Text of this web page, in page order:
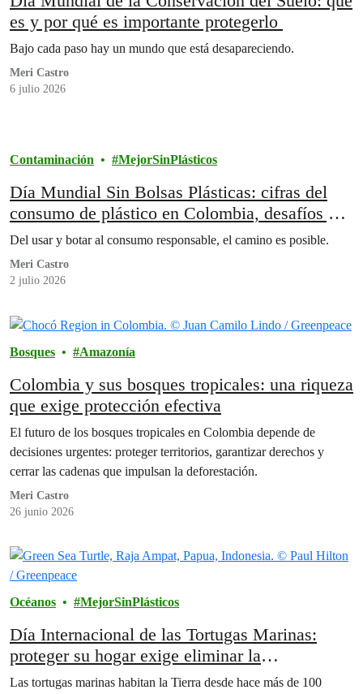
es y por qué es importante protegerlo
Bajo cada paso hay un mundo que está desapareciendo.
Meri Castro
6 julio 2026
Contaminación MejorSinPlásticos
Día Mundial Sin Bolsas Plásticas: cifras del
consumo de plástico en Colombia, desafíos y
soluciones
Del usar y botar al consumo responsable, el camino es posible.
Meri Castro
2 julio 2026
Bosques Amazonía
Colombia y sus bosques tropicales: una riqueza
que exige protección efectiva
El futuro de los bosques tropicales en Colombia depende de
decisiones urgentes: proteger territorios, garantizar derechos y
cerrar las cadenas que impulsan la deforestación.
Meri Castro
26 junio 2026
Océanos MejorSinPlásticos
Día Internacional de las Tortugas Marinas:
proteger su hogar exige eliminar la
contaminación plástica
Las tortugas marinas habitan la Tierra desde hace más de 100